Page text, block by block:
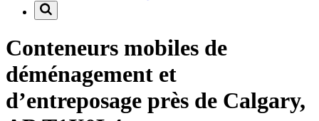
Conteneurs mobiles de
déménagement et
d’entreposage près de Calgary,